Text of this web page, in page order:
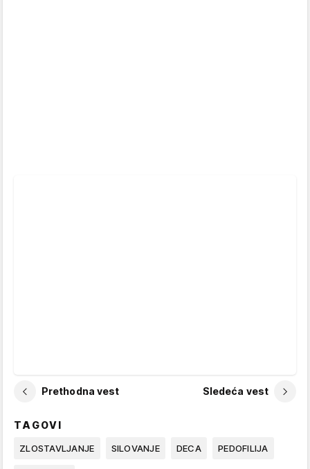
Prethodna vest Sledeća vest
TAGOVI
ZLOSTAVLJANJE SILOVANJE DECA PEDOFILIJA